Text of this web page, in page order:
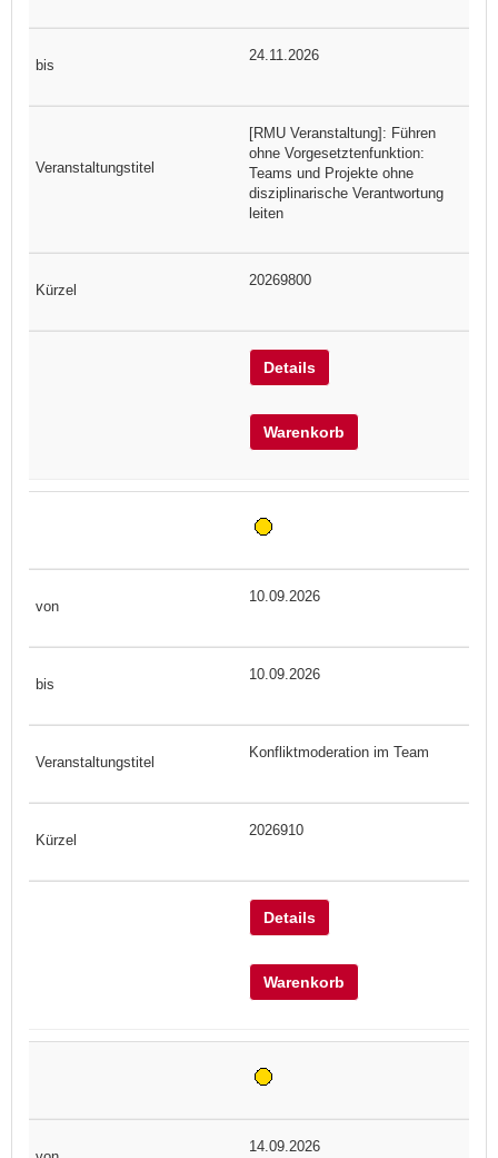
24.11.2026
[RMU Veranstaltung]: Führen
ohne Vorgesetztenfunktion:
Teams und Projekte ohne
disziplinarische Verantwortung
leiten
20269800
Details
Warenkorb
10.09.2026
10.09.2026
Konfliktmoderation im Team
2026910
Details
Warenkorb
14.09.2026